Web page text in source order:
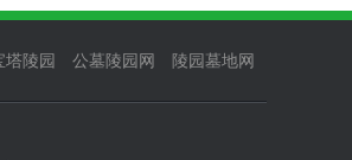
塔陵园 公墓陵园网 陵园墓地网